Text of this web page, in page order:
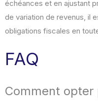
échéances et en ajustant
de variation de revenus, il
obligations fiscales en
FAQ
Comment